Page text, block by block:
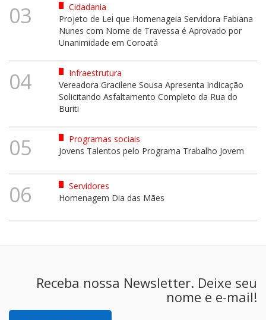
03
Cidadania
Projeto de Lei que Homenageia Servidora Fabiana
Nunes com Nome de Travessa é Aprovado por
Unanimidade em Coroatá
04
Infraestrutura
Vereadora Gracilene Sousa Apresenta Indicação
Solicitando Asfaltamento Completo da Rua do
Buriti
05
Programas sociais
Jovens Talentos pelo Programa Trabalho Jovem
06
Servidores
Homenagem Dia das Mães
Receba nossa Newsletter. Deixe seu
nome e e-mail!